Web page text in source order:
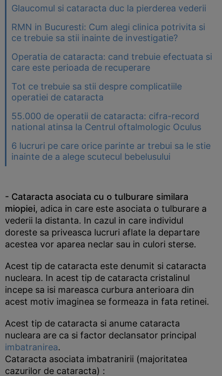
Glaucomul si cataracta duc la pierderea vederii
RMN in Bucuresti: Cum alegi clinica potrivita si
ce trebuie sa stii inainte de investigatie?
Operatia de cataracta: cand trebuie efectuata si
care este perioada de recuperare
Tot ce trebuie sa stii despre complicatiile
operatiei de cataracta
55.000 de operatii de cataracta: cifra-record
national atinsa la Centrul oftalmologic Oculus
6 lucruri pe care orice parinte ar trebui sa le stie
inainte de a alege scutecul bebelusului
- Cataracta asociata cu o tulburare similara
miopiei, adica in care este asociata o tulburare a
vederii la distanta. In cazul in care individul
doreste sa priveasca lucruri aflate la departare
acestea vor aparea neclar sau in culori sterse.
Acest tip de cataracta este denumit si cataracta
nucleara. In acest tip de cataracta cristalinul
incepe sa isi mareasca curbura anterioara din
acest motiv imaginea se formeaza in fata retinei.
Acest tip de cataracta si anume cataracta
nucleara are ca si factor declansator principal
imbatranirea.
Cataracta asociata imbatranirii (majoritatea
cazurilor de cataracta) :